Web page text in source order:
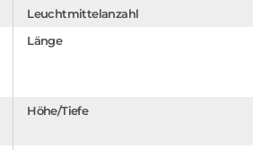
Leuchtmittelanzahl
Länge
Höhe/Tiefe